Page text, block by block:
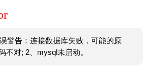
警告：连接数据库失败，可能的原
不对; 2、mysql未启动。